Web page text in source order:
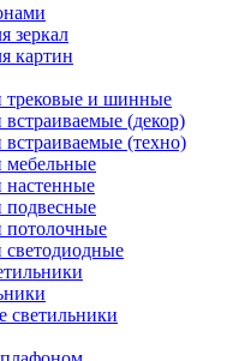
зеркал
картин
трековые и шинные
(декор)
(техно)
мебельные
настенные
подвесные
потолочные
светильники